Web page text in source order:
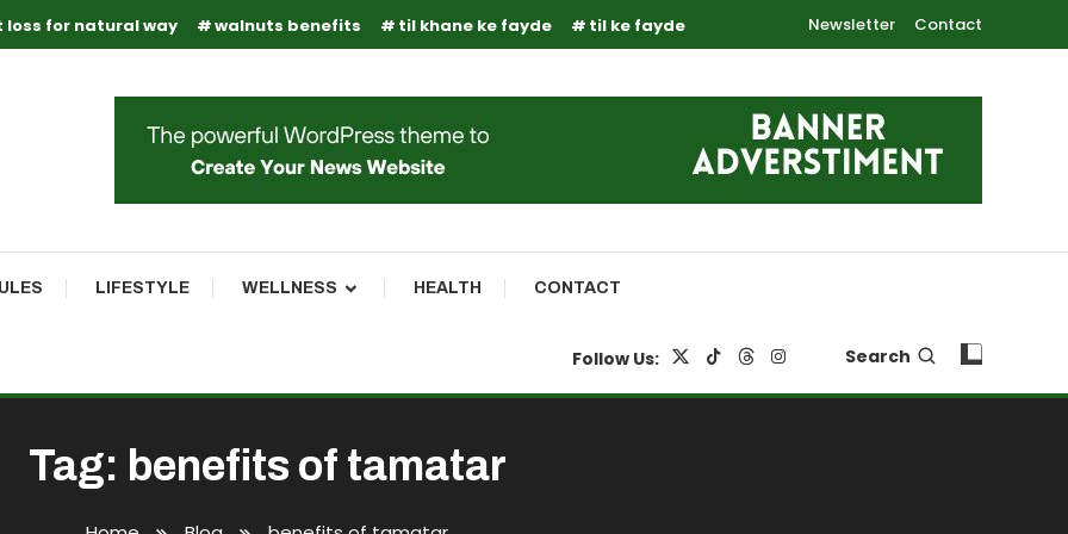
loss for natural way walnuts benefits til khane ke fayde til ke fayde Newsletter Contact
LIFESTYLE WELLNESS HEALTH CONTACT
Follow Us: Search
Tag: benefits of tamatar